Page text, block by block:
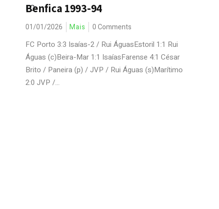
Benfica 1993-94
01/01/2026 Mais 0 Comments
FC Porto 3:3 Isaías-2 / Rui ÁguasEstoril 1:1 Rui
Águas (c)Beira-Mar 1:1 IsaíasFarense 4:1 César
Brito / Paneira (p) / JVP / Rui Águas (s)Marítimo
2:0 JVP /...